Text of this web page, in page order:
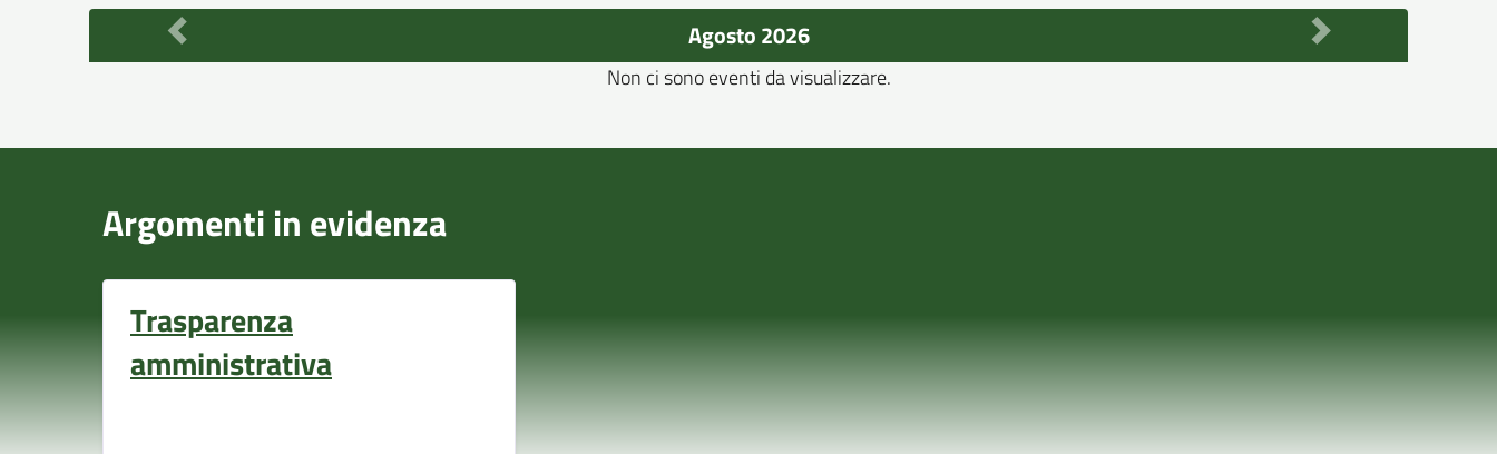
Agosto 2026
Non ci sono eventi da visualizzare.
Argomenti in evidenza
Trasparenza
amministrativa